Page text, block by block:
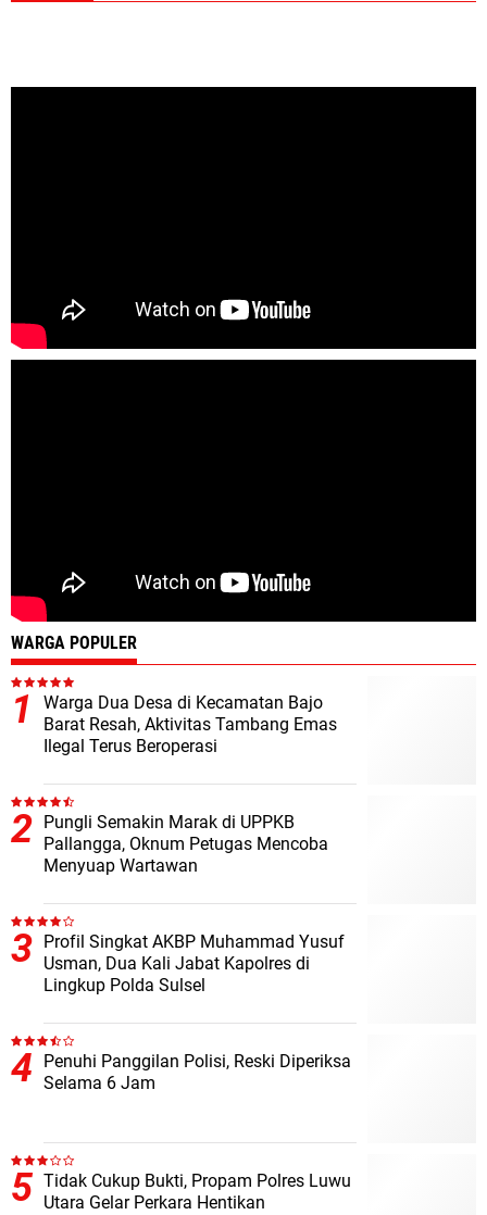
WARGA POPULER
Warga Dua Desa di Kecamatan Bajo
Barat Resah, Aktivitas Tambang Emas
Ilegal Terus Beroperasi
Pungli Semakin Marak di UPPKB
Pallangga, Oknum Petugas Mencoba
Menyuap Wartawan
Profil Singkat AKBP Muhammad Yusuf
Usman, Dua Kali Jabat Kapolres di
Lingkup Polda Sulsel
Penuhi Panggilan Polisi, Reski Diperiksa
Selama 6 Jam
Tidak Cukup Bukti, Propam Polres Luwu
Utara Gelar Perkara Hentikan